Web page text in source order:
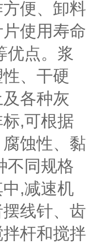
便、卸料
使用寿命
优点。浆
、干硬
各种灰
,可根据
蚀性、黏
不同规格
,减速机
线针、齿
杆和搅拌